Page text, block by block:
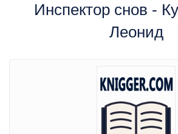
Инспектор снов -
Леонид